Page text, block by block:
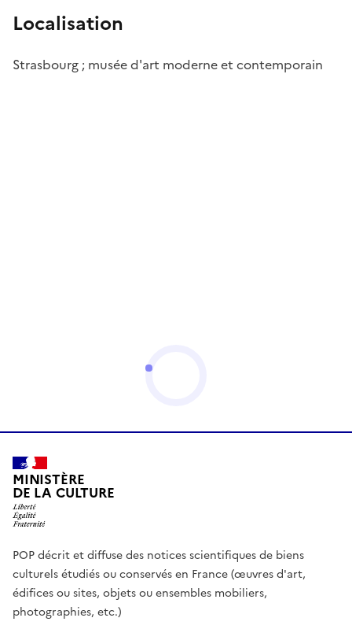
Localisation
Strasbourg ; musée d'art moderne et contemporain
MINISTÈRE
DE LA CULTURE
POP décrit et diffuse des notices scientifiques de biens
culturels étudiés ou conservés en France (œuvres d'art,
édifices ou sites, objets ou ensembles mobiliers,
photographies, etc.)